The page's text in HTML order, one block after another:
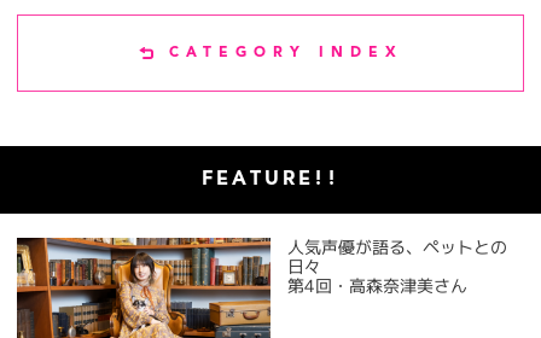
CATEGORY INDEX
FEATURE!!
人気声優が語る、ペットとの
日々
第4回・高森奈津美さん